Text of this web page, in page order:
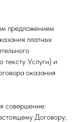
предложением
платных
тексту Услуги) и
оказания
совершение:
Договору;